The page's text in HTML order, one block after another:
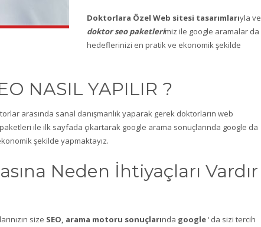
Doktorlara Özel Web sitesi tasarımlarıyla ve
doktor seo paketlerimiz ile google aramalar da
hedeflerinizi en pratik ve ekonomik şekilde
NASIL YAPILIR ?
arasında sanal danışmanlık yaparak gerek doktorların web
ile ilk sayfada çıkartarak google arama sonuçlarında google da
şekilde yapmaktayız.
Neden İhtiyaçları Vardır
size SEO, arama motoru sonuçlarında google‘ da sizi tercih